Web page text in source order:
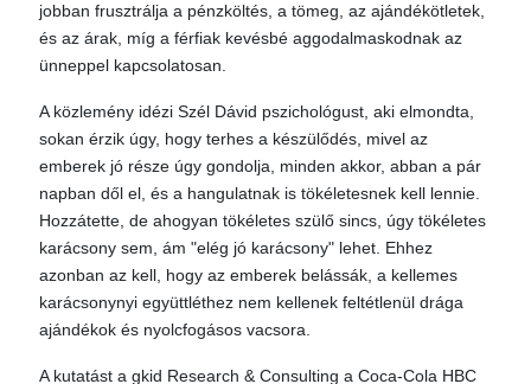
jobban frusztrálja a pénzköltés, a tömeg, az ajándékötletek,
és az árak, míg a férfiak kevésbé aggodalmaskodnak az
ünneppel kapcsolatosan.
A közlemény idézi Szél Dávid pszichológust, aki elmondta,
sokan érzik úgy, hogy terhes a készülődés, mivel az
emberek jó része úgy gondolja, minden akkor, abban a pár
napban dől el, és a hangulatnak is tökéletesnek kell lennie.
Hozzátette, de ahogyan tökéletes szülő sincs, úgy tökéletes
karácsony sem, ám "elég jó karácsony" lehet. Ehhez
azonban az kell, hogy az emberek belássák, a kellemes
karácsonynyi együttléthez nem kellenek feltétlenül drága
ajándékok és nyolcfogásos vacsora.
A kutatást a gkid Research & Consulting a Coca-Cola HBC